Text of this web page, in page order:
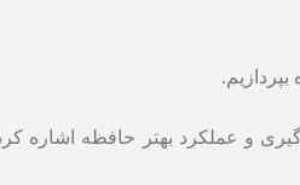
و عملکرد بهتر حافظه اشاره